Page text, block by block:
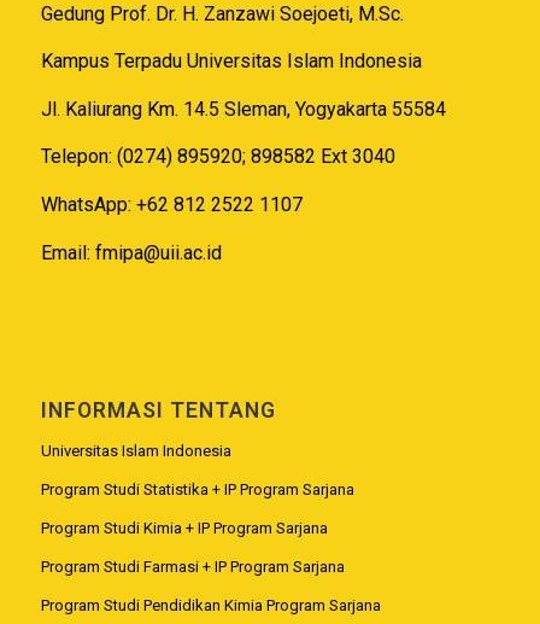
Gedung Prof. Dr. H. Zanzawi Soejoeti, M.Sc.
Kampus Terpadu Universitas Islam Indonesia
Jl. Kaliurang Km. 14.5 Sleman, Yogyakarta 55584
Telepon: (0274) 895920; 898582 Ext 3040
WhatsApp: +62 812 2522 1107
Email: fmipa@uii.ac.id
INFORMASI TENTANG
Universitas Islam Indonesia
Program Studi Statistika + IP Program Sarjana
Program Studi Kimia + IP Program Sarjana
Program Studi Farmasi + IP Program Sarjana
Program Studi Pendidikan Kimia Program Sarjana